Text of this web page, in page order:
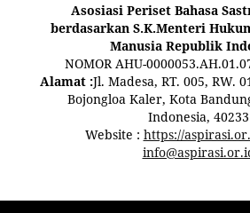
Asosiasi Periset Bahasa
berdasarkan S.K.Menteri
Manusia Republik
NOMOR AHU-
Alamat :Jl. Madesa, RT. 005, RW.
Bojongloa Kaler, Kota
Indonesia, 40233
Website : https://